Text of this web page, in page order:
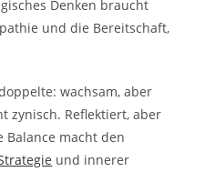
Denken braucht
und die Bereitschaft,
wachsam, aber
zynisch. Reflektiert, aber
Balance macht den
und innerer